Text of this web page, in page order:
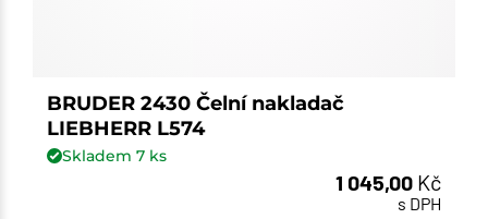
BRUDER 2430 Čelní nakladač
LIEBHERR L574
Skladem 7ks
1 045,00 Kč
s DPH